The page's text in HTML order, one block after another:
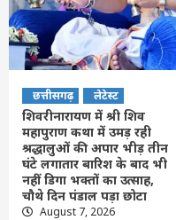
छत्तीसगढ़ लेटेस्ट
शिवरीनारायण में श्री शिव
महापुराण कथा में उमड़ रही
श्रद्धालुओं की अपार भीड़ तीन
घंटे लगातार बारिश के बाद भी
नहीं डिगा भक्तों का उत्साह,
चौथे दिन पंडाल पड़ा छोटा
August 7, 2026